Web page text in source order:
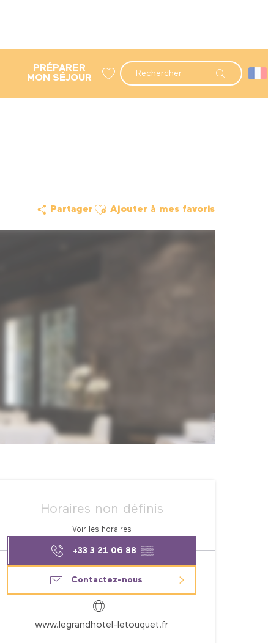
Recherche
PRÉPARER
MON SÉJOUR
Partager Ajouter aux favoris
Ajouter à mes favoris
Ouverture et
Horaires non définis
Voir les horaires
+33 3 21 06 88 ▒▒
Contactez-nous
www.legrandhotel-letouquet.fr